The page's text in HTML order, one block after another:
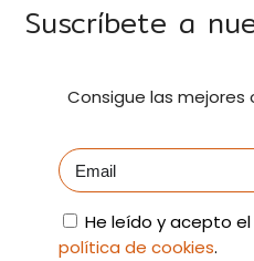
Suscríbete a
Consigue las
He leído y acepto el
política de cookies.